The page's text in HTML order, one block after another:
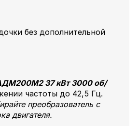
без дополнительной
37 кВт 3000 об/
частоты до 42,5 Гц.
преобразователь с
двигателя.